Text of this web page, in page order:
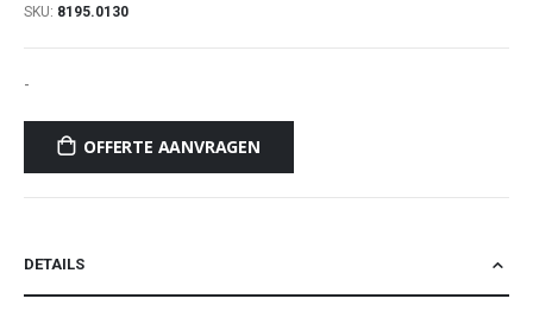
SKU 8195.0130
-
OFFERTE AANVRAGEN
DETAILS